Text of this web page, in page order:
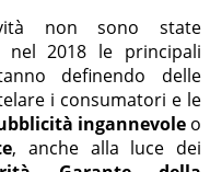
non sono state
nel 2018 le principali
definendo delle
i consumatori e le
ingannevole o
, anche alla luce dei